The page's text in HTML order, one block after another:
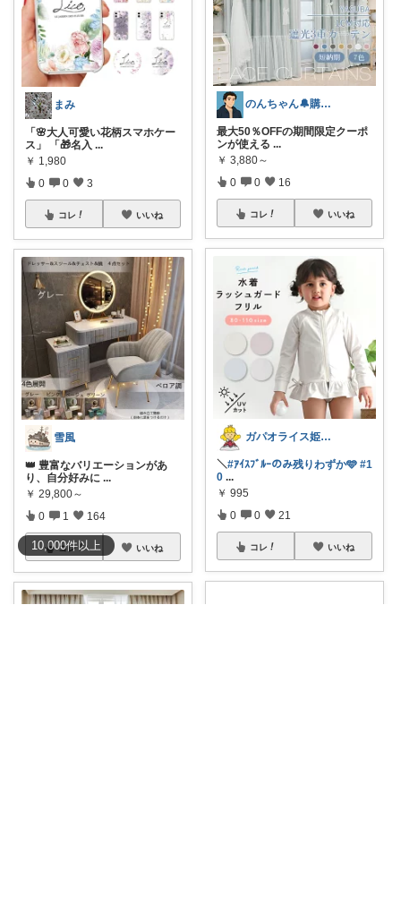
10,000件以上
まみ
「🌸大人可愛い花柄スマホケー
ス」 「🎁名入 ...
￥ 1,980
0 0 3
コレ いいね
雪風
👑 豊富なバリエーションがあ
り、自分好みに ...
￥ 29,800～
0 1 164
コレ いいね
のんちゃん🔔購入感謝です✨
最大50％OFFの期間限定クーポ
ンが使える ...
￥ 3,880～
0 0 16
コレ いいね
ガパオライス姫👸🌶️🌶️🌶️
＼#ｱｲｽﾌﾞﾙｰのみ残りわずか🩵 #1
0 ...
￥ 995
0 0 21
コレ いいね